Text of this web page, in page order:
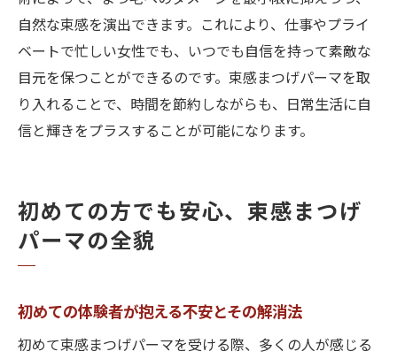
自然な束感を演出できます。これにより、仕事やプライ
ベートで忙しい女性でも、いつでも自信を持って素敵な
目元を保つことができるのです。束感まつげパーマを取
り入れることで、時間を節約しながらも、日常生活に自
信と輝きをプラスすることが可能になります。
初めての方でも安心、束感まつげ
パーマの全貌
初めての体験者が抱える不安とその解消法
初めて束感まつげパーマを受ける際、多くの人が感じる